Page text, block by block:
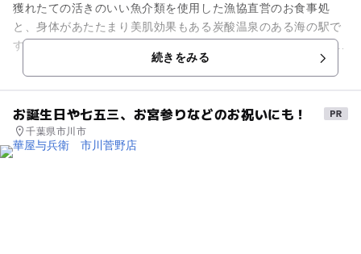
獲れたての活きのいい魚介類を使用した漁協直営のお食事処
と、身体があたたまり美肌効果もある炭酸温泉のある海の駅で
す。 定番のにぎり寿司や刺身をはじめ、房州名物の郷土料理や
珍しいクジラの陶板焼きな...続きをみる
お誕生日や七五三、お宮参りなどのお祝いにも！
千葉県市川市